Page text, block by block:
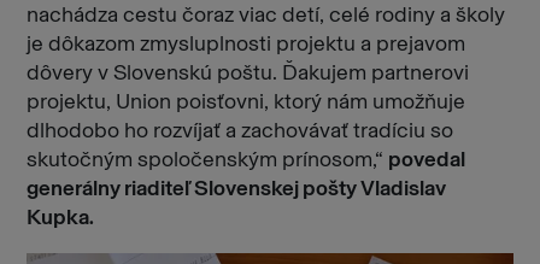
nachádza cestu čoraz viac detí, celé rodiny a školy
je dôkazom zmysluplnosti projektu a prejavom
dôvery v Slovenskú poštu. Ďakujem partnerovi
projektu, Union poisťovni, ktorý nám umožňuje
dlhodobo ho rozvíjať a zachovávať tradíciu so
skutočným spoločenským prínosom,“ povedal
generálny riaditeľ Slovenskej pošty Vladislav
Kupka.